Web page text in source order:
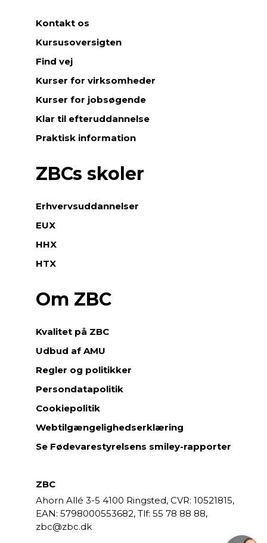
Kontakt os
Kursusoversigten
Find vej
Kurser for virksomheder
Kurser for jobsøgende
Klar til efteruddannelse
Praktisk information
ZBCs skoler
Erhvervsuddannelser
EUX
HHX
HTX
Om ZBC
Kvalitet på ZBC
Udbud af AMU
Regler og politikker
Persondatapolitik
Cookiepolitik
Webtilgængelighedserklæring
Se Fødevarestyrelsens smiley-rapporter
ZBC
Ahorn Allé 3-5 4100 Ringsted, CVR: 10521815,
EAN: 5798000553682,
55 78 88 88,
zbc@zbc.dk